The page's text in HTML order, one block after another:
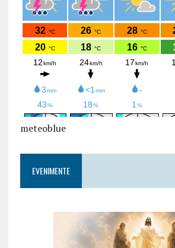
meteoblue
EVENIMENTE